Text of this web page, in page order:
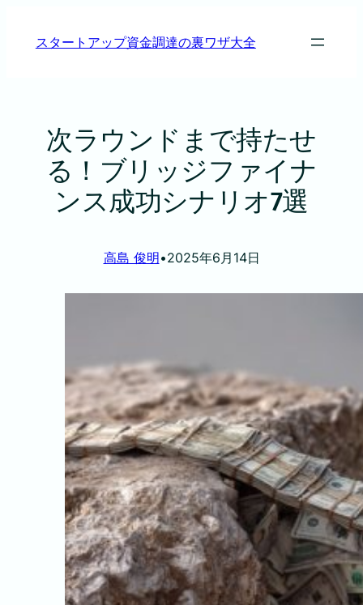
スタートアップ資金調達の裏ワザ大全
次ラウンドまで持たせ
る！ブリッジファイナ
ンス成功シナリオ7選
高島 俊明•2025年6月14日